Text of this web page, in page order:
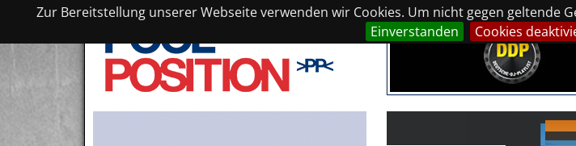
Zur Bereitstellung unserer Webseite verwenden wir Cookies. Um nicht gegen
Einverstanden
Cookies